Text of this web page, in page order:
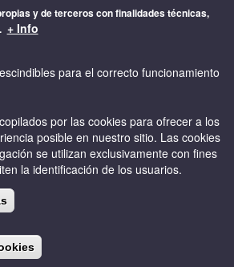
y de terceros con finalidades técnicas,
+ Info
para el correcto funcionamiento
por las cookies para ofrecer a los
posible en nuestro sitio. Las cookies
se utilizan exclusivamente con fines
la identificación de los usuarios.